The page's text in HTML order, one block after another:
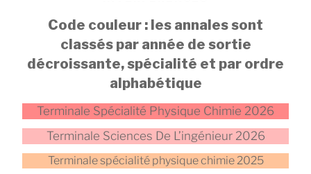
Code couleur : les annales sont
classés par année de sortie
décroissante, spécialité et par ordre
alphabétique
Terminale Spécialité Physique Chimie 2026
Terminale Sciences De L’ingénieur 2026
Terminale spécialité physique chimie 2025